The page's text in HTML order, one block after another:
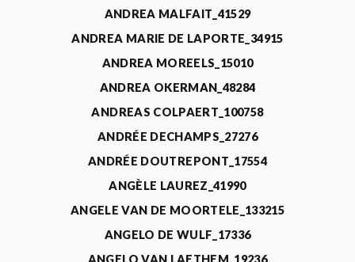
ANDREA MALFAIT_41529
ANDREA MARIE DE LAPORTE_34915
ANDREA MOREELS_15010
ANDREA OKERMAN_48284
ANDREAS COLPAERT_100758
ANDRÉE DECHAMPS_27276
ANDRÉE DOUTREPONT_17554
ANGÈLE LAUREZ_41990
ANGELE VAN DE MOORTELE_133215
ANGELO DE WULF_17336
ANGELO VAN LAETHEM_19236